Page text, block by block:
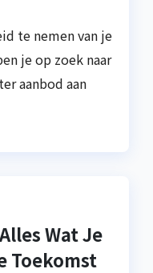
te nemen van je
je op zoek naar
aanbod aan
Wat Je
Toekomst